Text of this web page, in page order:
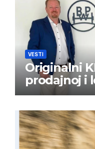
VESTI
Originalni
prodajnoj i
BPW